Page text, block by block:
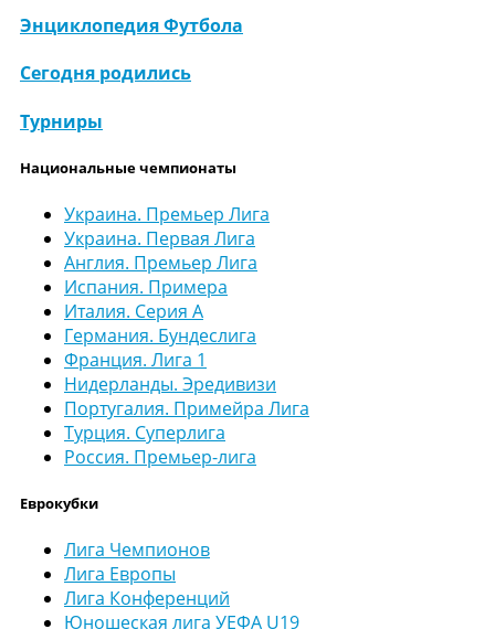
Энциклопедия Футбола
Сегодня родились
Турниры
Национальные чемпионаты
Украина. Премьер Лига
Украина. Первая Лига
Англия. Премьер Лига
Испания. Примера
Италия. Серия А
Германия. Бундеслига
Франция. Лига 1
Нидерланды. Эредивизи
Португалия. Примейра Лига
Турция. Суперлига
Россия. Премьер-лига
Еврокубки
Лига Чемпионов
Лига Европы
Лига Конференций
Юношеская лига УЕФА U19